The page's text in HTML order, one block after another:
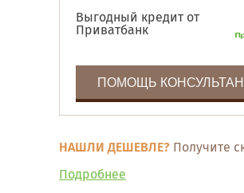
Выгодный кредит от
Приватбанк
ПОМОЩЬ
НАШЛИ ДЕШЕВЛЕ? Получите
Подробнее